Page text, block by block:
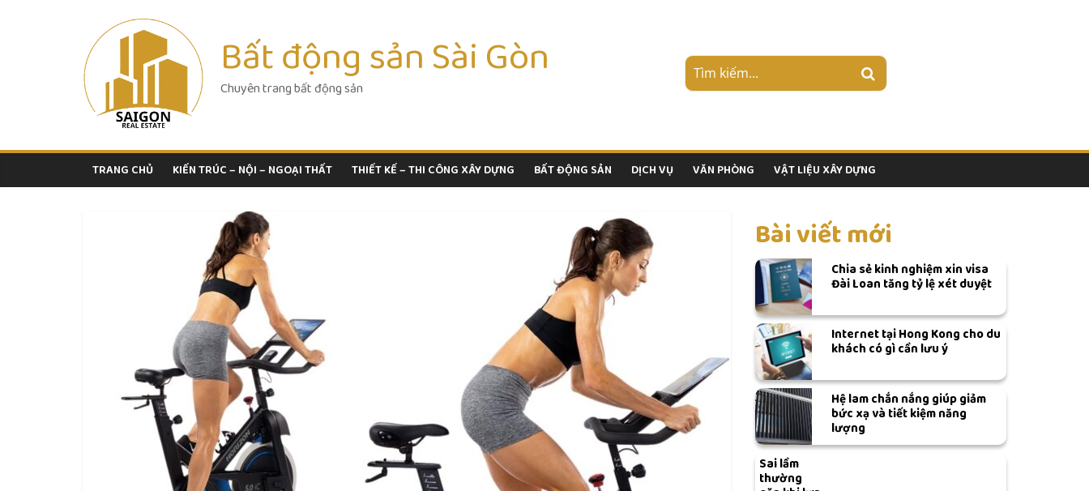
Bất động sản Sài Gòn
Chuyên trang bất động sản
TRANG CHỦ KIẾN TRÚC – NỘI – NGOẠI THẤT THIẾT KẾ – THI CÔNG XÂY DỰNG BẤT ĐỘNG SẢN DỊCH VỤ VĂN PHÒNG VẬT LIỆU XÂY DỰNG
Bài viết mới
Chia sẻ kinh nghiệm xin visa
Đài Loan tăng tỷ lệ xét duyệt
Internet tại Hong Kong cho du
khách có gì cần lưu ý
Hệ lam chắn nắng giúp giảm
bức xạ và tiết kiệm năng
lượng
Sai lầm
thường